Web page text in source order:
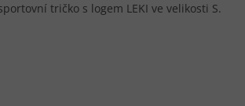
tričko s logem LEKI ve velikosti S.